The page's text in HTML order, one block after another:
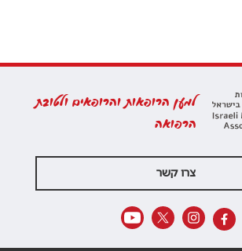
למען הרופאות והרופאים ולטובת
הרפואה
צרו קשר